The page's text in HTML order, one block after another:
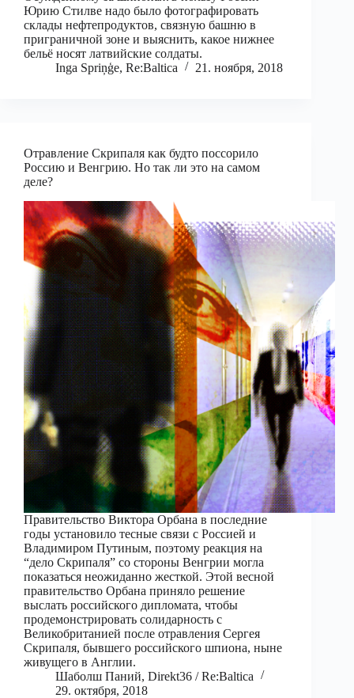
Юрию Стилве надо было фотографировать
склады нефтепродуктов, связную башню в
приграничной зоне и выяснить, какое нижнее
бельё носят латвийские солдаты.
Inga Spriņģe, Re:Baltica
21. ноября, 2018
Отравление Скрипаля как будто поссорило
Россию и Венгрию. Но так ли это на самом
деле?
Правительство Виктора Орбана в последние
годы установило тесные связи с Россией и
Владимиром Путиным, поэтому реакция на
“дело Скрипаля” со стороны Венгрии могла
показаться неожиданно жесткой. Этой весной
правительство Орбана приняло решение
выслать российского дипломата, чтобы
продемонстрировать солидарность с
Великобританией после отравления Сергея
Скрипаля, бывшего российского шпиона, ныне
живущего в Англии.
Шаболш Паний, Direkt36 / Re:Baltica
29. октября, 2018